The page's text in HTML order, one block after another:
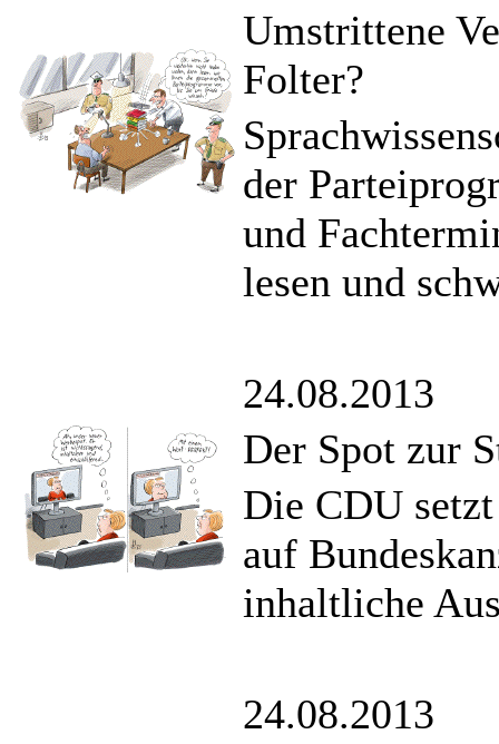
Umstrittene
Folter?
der
und
lesen und
24.08.2013
Der Spot zur
Die CDU
auf
inhaltliche
24.08.2013